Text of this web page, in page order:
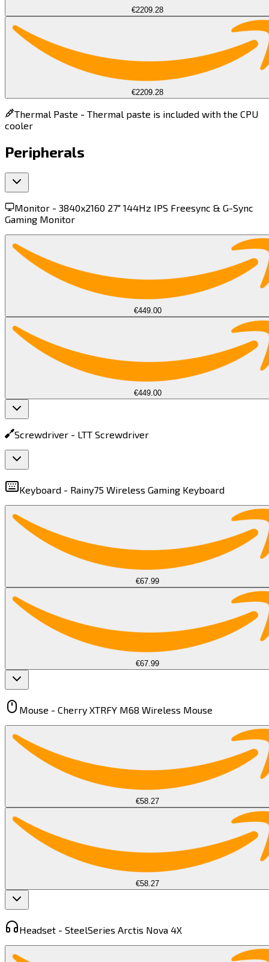
€2209.28
€2209.28
Thermal Paste - Thermal paste is included with the CPU
cooler
Peripherals
Monitor - 3840x2160 27" 144Hz IPS Freesync & G-Sync
Gaming Monitor​​​​‌ ‍ ​‍​‍‌‍ ‌ ​‍‌‍‍‌‌‍‌ ‌‍‍‌‌‍ ‍​‍​‍​ ‍‍​‍​‍‌ ​ ‌‍​‌‌‍ ‍‌‍‍‌‌ ‌​‌ ‍‌​‍ ‍‌‍‍‌‌‍ ​‍​‍​‍ ​​‍​‍‌‍‍​‌ ​‍‌‍‌‌‌‍‌‍​‍​‍​ ‍‍​‍​‍​‍ ‌‍​‌‌‍‌​‌‍ ‌‌‍‍‌‌‍ ‍​‍ ‌‍‍‌‌‍ ‍‌ ‌​‌‍‌‌‌‍ ‍‌ ‌​​‍ ‌‍‌‌‌‍‌​‌‍‍‌‌ ‌​​‍ ‌‍ ‌‌‍ ‌‍‌​‌‍‌‌​ ‌‌ ​​‌ ​‍‌‍‌‌‌ ​ ‌‍‌‌‌‍ ‍‌ ‌​‌‍​‌‌ ‌​‌‍‍‌‌‍ ‌‍ ‍​ ‍ ‌‍‍‌‌‍‌​​ ‌‌‍​‌‌‍‌‌​ ​ ‌‍​ ​ ‌ ​ ​‌‌‍‌‍​ ​‍​‍ ‌​ ​​‌‍​‌‌‍​‍‌‍‌‍​‍ ‌​ ‌​​ ​‍‌‍‌‌​ ‌​​‍ ‌​ ‍‌‌‍‌​​ ‌‍​ ‍‌​‍ ‌​ ‍​‌‍​‌​ ‍‌​ ‌‌​ ‌​​ ‍‌​ ​‍‌‍​‌​ ​‍​ ‌‌‌‍​‍​ ‌​​ ‍ ‌ ‌​‌ ‍‌‌ ​​‌‍‌‌​ ‌‌‍ ‌‌‍ ‌‍ ‍‌‍‍‌‌ ‌​‌‍ ‌ ​‍​ ‍ ‌ ​​‌‍​‌‌ ‌​‌‍‍​​ ‌‌‍ ‍‌‍​‌‌‍ ‌‌‍‌‌​ ‌‍​‍‌‍​‌‌ ​ ‌‍‌‌‌‌‌‌‌ ​‍‌‍ ​​ ‌​‍‌‌​ ​‍‌​‌‍‌‍​‌‌‍‌​‌‍ ‌‌‍‍‌‌‍ ‍​‍‌‍‌‍‍‌‌‍‌​​ ‌‌‍​‌‌‍‌‌​ ​ ‌‍​ ​ ‌ ​ ​‌‌‍‌‍​ ​‍​‍ ‌​ ​​‌‍​‌‌‍​‍‌‍‌‍​‍ ‌​ ‌​​ ​‍‌‍‌‌​ ‌​​‍ ‌​ ‍‌‌‍‌​​ ‌‍​ ‍‌​‍ ‌​ ‍​‌‍​‌​ ‍‌​ ‌‌​ ‌​​ ‍‌​ ​‍‌‍​‌​ ​‍​ ‌‌‌‍​‍​ ‌​​‍‌‍‌ ‌​‌ ‍‌‌ ​​‌‍‌‌​ ‌‌‍ ‌‌‍ ‌‍ ‍‌‍‍‌‌ ‌​‌‍ ‌ ​‍​‍‌‍‌ ​​‌‍​‌‌ ‌​‌‍‍​​ ‌‌‍ ‍‌‍​‌‌‍ ‌‌‍‌‌​‍‌‍‌ ​​‌‍‌‌‌ ​‍‌ ​ ‌ ​​‌‍‌‌‌‍​ ‌ ‌​‌‍‍‌‌ ‌‍‌‍‌‌​ ‌‌ ​​‌ ‌‌‌‍​‍‌‍ ​‌‍‍‌‌ ​ ‌‍‍​‌‍‌‌‌‍‌​​‍​‍‌ ‌
€449.00
€449.00
Screwdriver - LTT Screwdriver​​​​‌ ‍ ​‍​‍‌‍ ‌ ​‍‌‍‍‌‌‍‌ ‌‍‍‌‌‍ ‍​‍​‍​ ‍‍​‍​‍‌ ​ ‌‍​‌‌‍ ‍‌‍‍‌‌ ‌​‌ ‍‌​‍ ‍‌‍‍‌‌‍ ​‍​‍​‍ ​​‍​‍‌‍‍​‌ ​‍‌‍‌‌‌‍‌‍​‍​‍​ ‍‍​‍​‍​‍ ‌‍​‌‌‍‌​‌‍ ‌‌‍‍‌‌‍ ‍​‍ ‌‍‍‌‌‍ ‍‌ ‌​‌‍‌‌‌‍ ‍‌ ‌​​‍ ‌‍‌‌‌‍‌​‌‍‍‌‌ ‌​​‍ ‌‍ ‌‌‍ ‌‍‌​‌‍‌‌​ ‌‌ ​​‌ ​‍‌‍‌‌‌ ​ ‌‍‌‌‌‍ ‍‌ ‌​‌‍​‌‌ ‌​‌‍‍‌‌‍ ‌‍ ‍​ ‍ ‌‍‍‌‌‍‌​​ ‌​ ‌ ​ ‌​​ ‌ ‌‍​‌‌‍​‌​ ‌‌​ ‌‍​ ‍‌​‍ ‌‌‍​‍‌‍‌‌​ ‌‍‌‍‌‍​‍ ‌​ ‌​​ ​ ‌‍​‍​ ​‍​‍ ‌​ ‍​​ ‌​‌‍‌​​ ‌ ​‍ ‌​ ‌‌‌‍‌​‌‍‌‍​ ​‌​ ​‌​ ‌‍​ ​‌​ ​‌‌‍‌​​ ​​‌‍‌‍​ ​‍​ ‍ ‌ ‌​‌ ‍‌‌ ​​‌‍‌‌​ ‌‌‍ ‌ ‌​‌‍‍​‌‍‌‌‌ ​‍​ ‍ ‌ ​​‌‍​‌‌ ‌​‌‍‍​​ ‌‌‍ ‍‌‍​‌‌‍ ‌‌‍‌‌​ ‌‍​‍‌‍​‌‌ ​ ‌‍‌‌‌‌‌‌‌ ​‍‌‍ ​​ ‌​‍‌‌​ ​‍‌​‌‍‌‍​‌‌‍‌​‌‍ ‌‌‍‍‌‌‍ ‍​‍‌‍‌‍‍‌‌‍‌​​ ‌​ ‌ ​ ‌​​ ‌ ‌‍​‌‌‍​‌​ ‌‌​ ‌‍​ ‍‌​‍ ‌‌‍​‍‌‍‌‌​ ‌‍‌‍‌‍​‍ ‌​ ‌​​ ​ ‌‍​‍​ ​‍​‍ ‌​ ‍​​ ‌​‌‍‌​​ ‌ ​‍ ‌​ ‌‌‌‍‌​‌‍‌‍​ ​‌​ ​‌​ ‌‍​ ​‌​ ​‌‌‍‌​​ ​​‌‍‌‍​ ​‍​‍‌‍‌ ‌​‌ ‍‌‌ ​​‌‍‌‌​ ‌‌‍ ‌ ‌​‌‍‍​‌‍‌‌‌ ​‍​‍‌‍‌ ​​‌‍​‌‌ ‌​‌‍‍​​ ‌‌‍ ‍‌‍​‌‌‍ ‌‌‍‌‌​‍‌‍‌ ​​‌‍‌‌‌ ​‍‌ ​ ‌ ​​‌‍‌‌‌‍​ ‌ ‌​‌‍‍‌‌ ‌‍‌‍‌‌​ ‌‌ ​​‌ ‌‌‌‍​‍‌‍ ​‌‍‍‌‌ ​ ‌‍‍​‌‍‌‌‌‍‌​​‍​‍‌ ‌
Keyboard - Rainy75 Wireless Gaming Keyboard​​​​‌ ‍ ​‍​‍‌‍ ‌ ​‍‌‍‍‌‌‍‌ ‌‍‍‌‌‍ ‍​‍​‍​ ‍‍​‍​‍‌ ​ ‌‍​‌‌‍ ‍‌‍‍‌‌ ‌​‌ ‍‌​‍ ‍‌‍‍‌‌‍ ​‍​‍​‍ ​​‍​‍‌‍‍​‌ ​‍‌‍‌‌‌‍‌‍​‍​‍​ ‍‍​‍​‍​‍ ‌‍​‌‌‍‌​‌‍ ‌‌‍‍‌‌‍ ‍​‍ ‌‍‍‌‌‍ ‍‌ ‌​‌‍‌‌‌‍ ‍‌ ‌​​‍ ‌‍‌‌‌‍‌​‌‍‍‌‌ ‌​​‍ ‌‍ ‌‌‍ ‌‍‌​‌‍‌‌​ ‌‌ ​​‌ ​‍‌‍‌‌‌ ​ ‌‍‌‌‌‍ ‍‌ ‌​‌‍​‌‌ ‌​‌‍‍‌‌‍ ‌‍ ‍​ ‍ ‌‍‍‌‌‍‌​​ ‌‌‍​‌​ ​​​ ‌ ​ ‌​​ ‍​‌‍‌​​ ​​​ ‌​​‍ ‌‌‍​ ‌‍​‍‌‍​ ​ ​‌​‍ ‌​ ‌​​ ‍​​ ​‌​ ​‍​‍ ‌‌‍​‍​ ​​​ ​‌‌‍‌‍​‍ ‌​ ​ ​ ​​‌‍‌​‌‍​‍​ ‍‌​ ‌‍​ ‌‍​ ​‍‌‍​‌​ ‍​‌‍‌‌‌‍‌‌​ ‍ ‌ ‌​‌ ‍‌‌ ​​‌‍‌‌​ ‌‌‍ ‌ ‌​‌‍‍​‌‍‌‌‌ ​‍​ ‍ ‌ ​​‌‍​‌‌ ‌​‌‍‍​​ ‌‌‍ ‍‌‍​‌‌‍ ‌‌‍‌‌​ ‌‍​‍‌‍​‌‌ ​ ‌‍‌‌‌‌‌‌‌ ​‍‌‍ ​​ ‌​‍‌‌​ ​‍‌​‌‍‌‍​‌‌‍‌​‌‍ ‌‌‍‍‌‌‍ ‍​‍‌‍‌‍‍‌‌‍‌​​ ‌‌‍​‌​ ​​​ ‌ ​ ‌​​ ‍​‌‍‌​​ ​​​ ‌​​‍ ‌‌‍​ ‌‍​‍‌‍​ ​ ​‌​‍ ‌​ ‌​​ ‍​​ ​‌​ ​‍​‍ ‌‌‍​‍​ ​​​ ​‌‌‍‌‍​‍ ‌​ ​ ​ ​​‌‍‌​‌‍​‍​ ‍‌​ ‌‍​ ‌‍​ ​‍‌‍​‌​ ‍​‌‍‌‌‌‍‌‌​‍‌‍‌ ‌​‌ ‍‌‌ ​​‌‍‌‌​ ‌‌‍ ‌ ‌​‌‍‍​‌‍‌‌‌ ​‍​‍‌‍‌ ​​‌‍​‌‌ ‌​‌‍‍​​ ‌‌‍ ‍‌‍​‌‌‍ ‌‌‍‌‌​‍‌‍‌ ​​‌‍‌‌‌ ​‍‌ ​ ‌ ​​‌‍‌‌‌‍​ ‌ ‌​‌‍‍‌‌ ‌‍‌‍‌‌​ ‌‌ ​​‌ ‌‌‌‍​‍‌‍ ​‌‍‍‌‌ ​ ‌‍‍​‌‍‌‌‌‍‌​​‍​‍‌ ‌
€67.99
€67.99
Mouse - Cherry XTRFY M68 Wireless Mouse​​​​‌ ‍ ​‍​‍‌‍ ‌ ​‍‌‍‍‌‌‍‌ ‌‍‍‌‌‍ ‍​‍​‍​ ‍‍​‍​‍‌ ​ ‌‍​‌‌‍ ‍‌‍‍‌‌ ‌​‌ ‍‌​‍ ‍‌‍‍‌‌‍ ​‍​‍​‍ ​​‍​‍‌‍‍​‌ ​‍‌‍‌‌‌‍‌‍​‍​‍​ ‍‍​‍​‍​‍ ‌‍​‌‌‍‌​‌‍ ‌‌‍‍‌‌‍ ‍​‍ ‌‍‍‌‌‍ ‍‌ ‌​‌‍‌‌‌‍ ‍‌ ‌​​‍ ‌‍‌‌‌‍‌​‌‍‍‌‌ ‌​​‍ ‌‍ ‌‌‍ ‌‍‌​‌‍‌‌​ ‌‌ ​​‌ ​‍‌‍‌‌‌ ​ ‌‍‌‌‌‍ ‍‌ ‌​‌‍​‌‌ ‌​‌‍‍‌‌‍ ‌‍ ‍​ ‍ ‌‍‍‌‌‍‌​​ ‌‌‍​‍‌‍​‍​ ‌ ​ ​‌​ ‍‌‌‍​ ​ ‌‍​ ‍‌​‍ ‌​ ‍​​ ​‌‌‍​ ​ ‌ ​‍ ‌​ ‌​​ ‍​​ ​ ‌‍‌‌​‍ ‌​ ‍‌​ ​​‌‍​‍‌‍‌‍​‍ ‌‌‍​‍​ ​​​ ​ ‌‍‌​​ ​‌​ ‌​​ ​‍‌‍​‌​ ​ ‌‍​ ‌‍​‍​ ‌ ​ ‍ ‌ ‌​‌ ‍‌‌ ​​‌‍‌‌​ ‌‌‍ ‌ ‌​‌‍‍​‌‍‌‌‌ ​‍​ ‍ ‌ ​​‌‍​‌‌ ‌​‌‍‍​​ ‌‌‍ ‍‌‍​‌‌‍ ‌‌‍‌‌​ ‌‍​‍‌‍​‌‌ ​ ‌‍‌‌‌‌‌‌‌ ​‍‌‍ ​​ ‌​‍‌‌​ ​‍‌​‌‍‌‍​‌‌‍‌​‌‍ ‌‌‍‍‌‌‍ ‍​‍‌‍‌‍‍‌‌‍‌​​ ‌‌‍​‍‌‍​‍​ ‌ ​ ​‌​ ‍‌‌‍​ ​ ‌‍​ ‍‌​‍ ‌​ ‍​​ ​‌‌‍​ ​ ‌ ​‍ ‌​ ‌​​ ‍​​ ​ ‌‍‌‌​‍ ‌​ ‍‌​ ​​‌‍​‍‌‍‌‍​‍ ‌‌‍​‍​ ​​​ ​ ‌‍‌​​ ​‌​ ‌​​ ​‍‌‍​‌​ ​ ‌‍​ ‌‍​‍​ ‌ ​‍‌‍‌ ‌​‌ ‍‌‌ ​​‌‍‌‌​ ‌‌‍ ‌ ‌​‌‍‍​‌‍‌‌‌ ​‍​‍‌‍‌ ​​‌‍​‌‌ ‌​‌‍‍​​ ‌‌‍ ‍‌‍​‌‌‍ ‌‌‍‌‌​‍‌‍‌ ​​‌‍‌‌‌ ​‍‌ ​ ‌ ​​‌‍‌‌‌‍​ ‌ ‌​‌‍‍‌‌ ‌‍‌‍‌‌​ ‌‌ ​​‌ ‌‌‌‍​‍‌‍ ​‌‍‍‌‌ ​ ‌‍‍​‌‍‌‌‌‍‌​​‍​‍‌ ‌
€58.27
€58.27
Headset - SteelSeries Arctis Nova 4X​​​​‌ ‍ ​‍​‍‌‍ ‌ ​‍‌‍‍‌‌‍‌ ‌‍‍‌‌‍ ‍​‍​‍​ ‍‍​‍​‍‌ ​ ‌‍​‌‌‍ ‍‌‍‍‌‌ ‌​‌ ‍‌​‍ ‍‌‍‍‌‌‍ ​‍​‍​‍ ​​‍​‍‌‍‍​‌ ​‍‌‍‌‌‌‍‌‍​‍​‍​ ‍‍​‍​‍​‍ ‌‍​‌‌‍‌​‌‍ ‌‌‍‍‌‌‍ ‍​‍ ‌‍‍‌‌‍ ‍‌ ‌​‌‍‌‌‌‍ ‍‌ ‌​​‍ ‌‍‌‌‌‍‌​‌‍‍‌‌ ‌​​‍ ‌‍ ‌‌‍ ‌‍‌​‌‍‌‌​ ‌‌ ​​‌ ​‍‌‍‌‌‌ ​ ‌‍‌‌‌‍ ‍‌ ‌​‌‍​‌‌ ‌​‌‍‍‌‌‍ ‌‍ ‍​ ‍ ‌‍‍‌‌‍‌​​ ‌‌‍​ ​ ‌ ​ ‍‌‌‍‌‌​ ‌‍​ ‌‍‌‍​ ​ ‌ ​‍ ‌​ ‍‌​ ‌‌‌‍​‌​ ‍​​‍ ‌​ ‌​​ ‌‌​ ​ ​ ‌​​‍ ‌​ ‍​​ ​‌​ ‍‌​ ‌ ​‍ ‌‌‍‌‌‌‍‌​​ ‍‌‌‍‌‌​ ​​​ ‌ ‌‍‌‍​ ‌​​ ‍​‌‍​‍​ ​‌‌‍‌​​ ‍ ‌ ‌​‌ ‍‌‌ ​​‌‍‌‌​ ‌‌‍ ‌ ‌​‌‍‍​‌‍‌‌‌ ​‍​ ‍ ‌ ​​‌‍​‌‌ ‌​‌‍‍​​ ‌‌‍ ‍‌‍​‌‌‍ ‌‌‍‌‌​ ‌‍​‍‌‍​‌‌ ​ ‌‍‌‌‌‌‌‌‌ ​‍‌‍ ​​ ‌​‍‌‌​ ​‍‌​‌‍‌‍​‌‌‍‌​‌‍ ‌‌‍‍‌‌‍ ‍​‍‌‍‌‍‍‌‌‍‌​​ ‌‌‍​ ​ ‌ ​ ‍‌‌‍‌‌​ ‌‍​ ‌‍‌‍​ ​ ‌ ​‍ ‌​ ‍‌​ ‌‌‌‍​‌​ ‍​​‍ ‌​ ‌​​ ‌‌​ ​ ​ ‌​​‍ ‌​ ‍​​ ​‌​ ‍‌​ ‌ ​‍ ‌‌‍‌‌‌‍‌​​ ‍‌‌‍‌‌​ ​​​ ‌ ‌‍‌‍​ ‌​​ ‍​‌‍​‍​ ​‌‌‍‌​​‍‌‍‌ ‌​‌ ‍‌‌ ​​‌‍‌‌​ ‌‌‍ ‌ ‌​‌‍‍​‌‍‌‌‌ ​‍​‍‌‍‌ ​​‌‍​‌‌ ‌​‌‍‍​​ ‌‌‍ ‍‌‍​‌‌‍ ‌‌‍‌‌​‍‌‍‌ ​​‌‍‌‌‌ ​‍‌ ​ ‌ ​​‌‍‌‌‌‍​ ‌ ‌​‌‍‍‌‌ ‌‍‌‍‌‌​ ‌‌ ​​‌ ‌‌‌‍​‍‌‍ ​‌‍‍‌‌ ​ ‌‍‍​‌‍‌‌‌‍‌​​‍​‍‌ ‌